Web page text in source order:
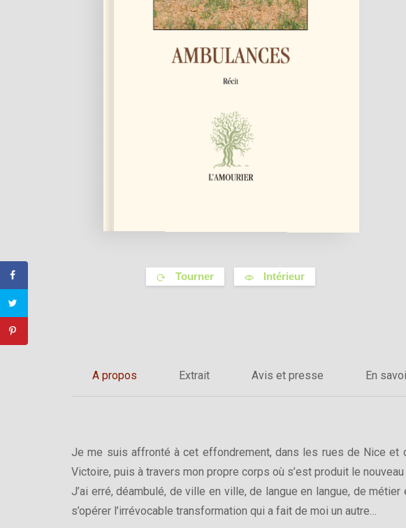
Tourner Intérieur
A propos Extrait Avis et presse En
Je me suis affronté à cet effondrement, dans les rues de Nice et
Victoire, puis à travers mon propre corps où s’est produit le
J’ai erré, déambulé, de ville en ville, de langue en langue, de
s’opérer l’irrévocable transformation qui a fait de moi un autre…